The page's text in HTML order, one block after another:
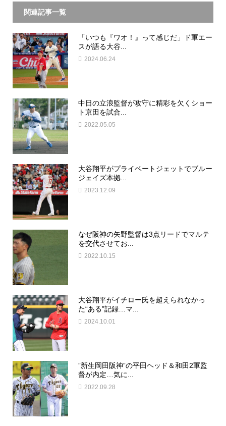
関連記事一覧
「いつも『ワオ！』って感じだ」ド軍エー
スが語る大谷...
2024.06.24
中日の立浪監督が攻守に精彩を欠くショー
ト京田を試合...
2022.05.05
大谷翔平がプライベートジェットでブルー
ジェイズ本拠...
2023.12.09
なぜ阪神の矢野監督は3点リードでマルテ
を交代させてお...
2022.10.15
大谷翔平がイチロー氏を超えられなかっ
た“ある”記録…マ...
2024.10.01
”新生岡田阪神”の平田ヘッド＆和田2軍監
督が内定…気に...
2022.09.28